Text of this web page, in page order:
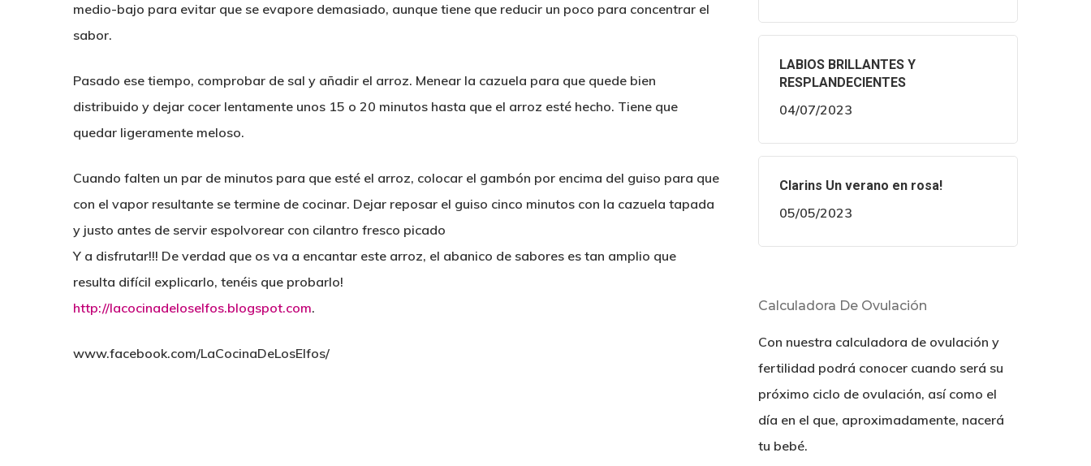
medio-bajo para evitar que se evapore demasiado, aunque tiene que reducir un poco para concentrar el
sabor.
Pasado ese tiempo, comprobar de sal y añadir el arroz. Menear la cazuela para que quede bien
distribuido y dejar cocer lentamente unos 15 o 20 minutos hasta que el arroz esté hecho. Tiene que
quedar ligeramente meloso.
Cuando falten un par de minutos para que esté el arroz, colocar el gambón por encima del guiso para que
con el vapor resultante se termine de cocinar. Dejar reposar el guiso cinco minutos con la cazuela tapada
y justo antes de servir espolvorear con cilantro fresco picado
Y a disfrutar!!! De verdad que os va a encantar este arroz, el abanico de sabores es tan amplio que
resulta difícil explicarlo, tenéis que probarlo!
http://lacocinadeloselfos.blogspot.com.
www.facebook.com/LaCocinaDeLosElfos/
LABIOS BRILLANTES Y
RESPLANDECIENTES
04/07/2023
Clarins Un verano en rosa!
05/05/2023
Calculadora De Ovulación
Con nuestra calculadora de ovulación y
fertilidad podrá conocer cuando será su
próximo ciclo de ovulación, así como el
día en el que, aproximadamente, nacerá
tu bebé.